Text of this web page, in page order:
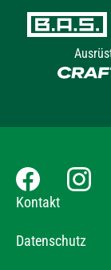
Kontakt
Datenschutz